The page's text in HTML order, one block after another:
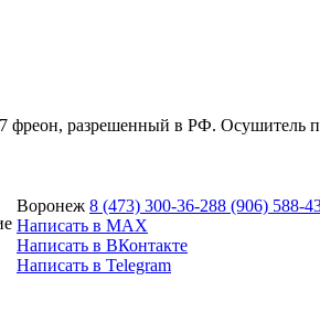
разрешенный в РФ. Осушитель
Воронеж 8 (473) 300-36-288 (906) 588-
Написать в MAX
Написать в ВКонтакте
Написать в Telegram